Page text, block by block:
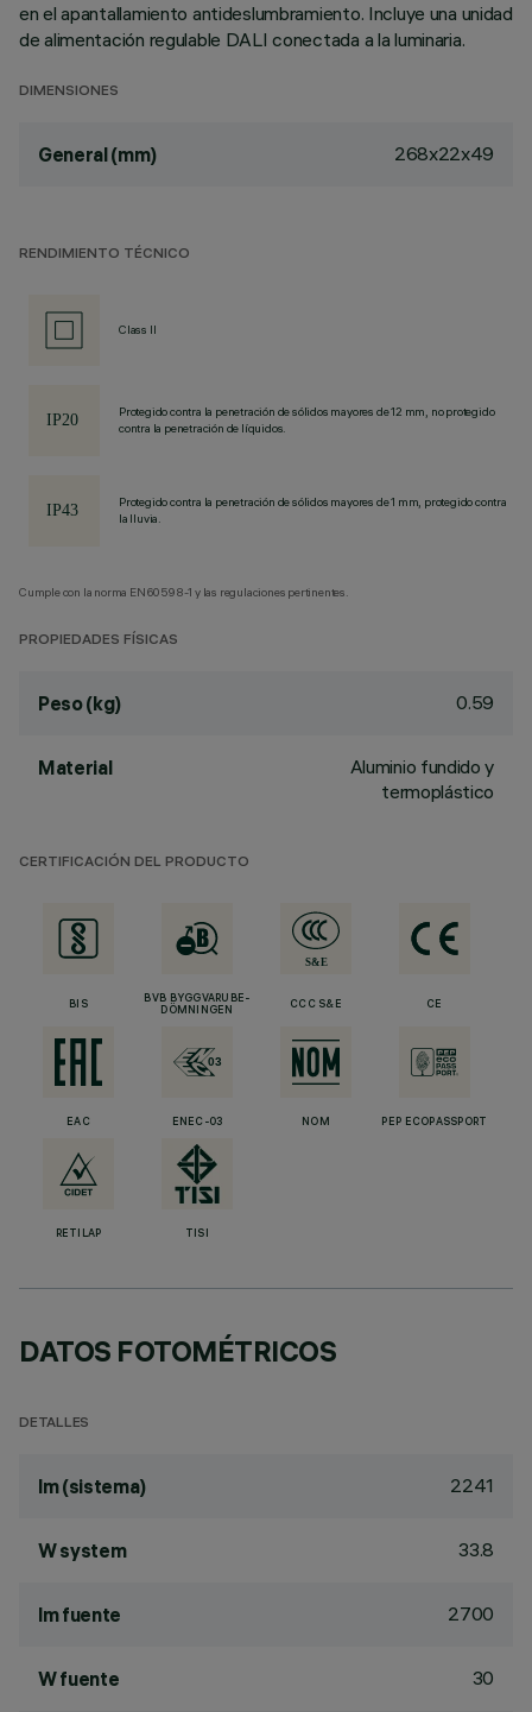
en el apantallamiento antideslumbramiento. Incluye una unidad
de alimentación regulable DALI conectada a la luminaria.
DIMENSIONES
General (mm) 268x22x49
RENDIMIENTO TÉCNICO
Class II
Protegido contra la penetración de sólidos mayores de 12 mm, no protegido
contra la penetración de líquidos.
Protegido contra la penetración de sólidos mayores de 1 mm, protegido contra
la lluvia.
Cumple con la norma EN60598-1 y las regulaciones pertinentes.
PROPIEDADES FÍSICAS
Peso (kg) 0.59
Material
Aluminio fundido y
termoplástico
CERTIFICACIÓN DEL PRODUCTO
BIS
BVB BYGGVARUBE-
DÖMNINGEN
CCC S&E CE
EAC ENEC-03 NOM PEP ECOPASSPORT
RETILAP TISI
DATOS FOTOMÉTRICOS
DETALLES
lm (sistema) 2241
W system 33.8
lm fuente 2700
W fuente 30